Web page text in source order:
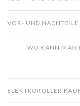
VOR- UND
WO KANN MAN
ELEKTROROLLER